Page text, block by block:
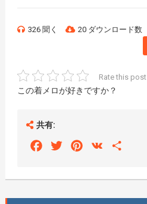
326 聞く 20 ダウンロード数
Rate this post
この着メロが好きですか？
共有:
FacebookTwitterPinterest
VK